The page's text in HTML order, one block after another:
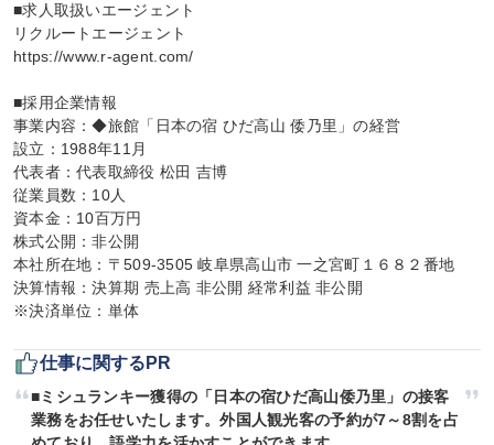
■求人取扱いエージェント
リクルートエージェント
https://www.r-agent.com/
■採用企業情報
事業内容：◆旅館「日本の宿 ひだ高山 倭乃里」の経営
設立：1988年11月
代表者：代表取締役 松田 吉博
従業員数：10人
資本金：10百万円
株式公開：非公開
本社所在地：〒509-3505 岐阜県高山市 一之宮町１６８２番地
決算情報：決算期 売上高 非公開 経常利益 非公開
※決済単位：単体
仕事に関するPR
■ミシュランキー獲得の「日本の宿ひだ高山倭乃里」の接客
業務をお任せいたします。外国人観光客の予約が7～8割を占